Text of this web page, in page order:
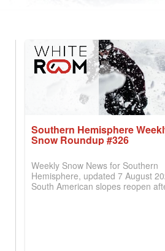
Southern Hemisphere
Snow Roundup #326
Weekly Snow News for Southern
Hemisphere, updated 7 August
South American slopes reopen